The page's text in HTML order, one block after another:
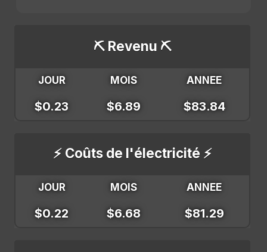
⛏️ Revenu ⛏️
JOUR MOIS ANNEE
$0.23 $6.89 $83.84
⚡ Coûts de l'électricité ⚡
JOUR MOIS ANNEE
$0.22 $6.68 $81.29